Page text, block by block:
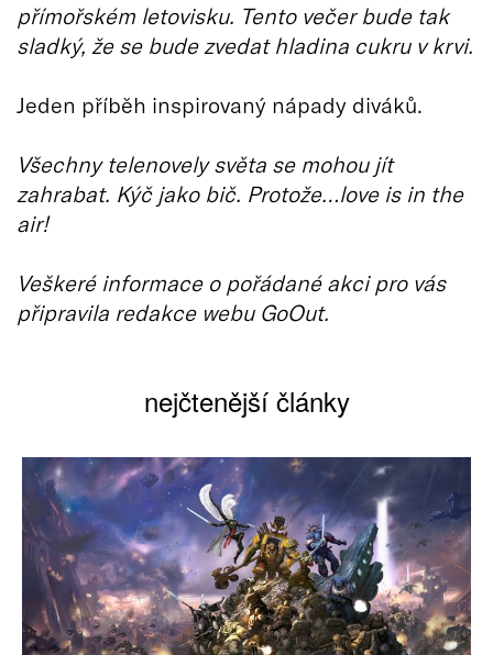
přímořském letovisku. Tento večer bude tak
sladký, že se bude zvedat hladina cukru v krvi.
Jeden příběh inspirovaný nápady diváků.
Všechny telenovely světa se mohou jít
zahrabat. Kýč jako bič. Protože…love is in the
air!
Veškeré informace o pořádané akci pro vás
připravila redakce webu GoOut.
nejčtenější články